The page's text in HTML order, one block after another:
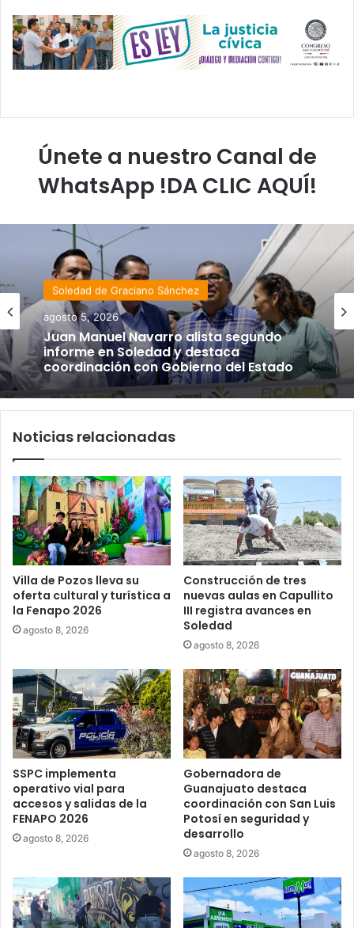
Únete a nuestro Canal de
WhatsApp !DA CLIC AQUÍ!
Soledad de Graciano Sánchez
agosto 5, 2026
Juan Manuel Navarro alista segundo
informe en Soledad y destaca
coordinación con Gobierno del Estado
Noticias relacionadas
Villa de Pozos lleva su
oferta cultural y turística a
la Fenapo 2026
agosto 8, 2026
Construcción de tres
nuevas aulas en Capullito
III registra avances en
Soledad
agosto 8, 2026
SSPC implementa
operativo vial para
accesos y salidas de la
FENAPO 2026
agosto 8, 2026
Gobernadora de
Guanajuato destaca
coordinación con San Luis
Potosí en seguridad y
desarrollo
agosto 8, 2026